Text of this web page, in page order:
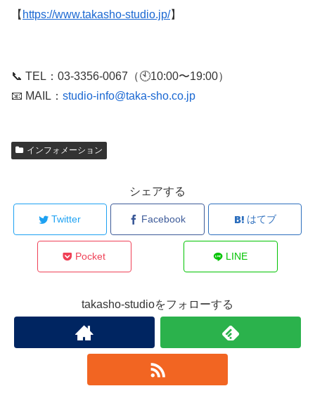
【 https://www.takasho-studio.jp/】
📞 TEL：03-3356-0067（🕙10:00〜19:00）
📧 MAIL： studio-info@taka-sho.co.jp
インフォメーション
シェアする
Twitter Facebook はてブ
Pocket LINE
takasho-studioをフォローする